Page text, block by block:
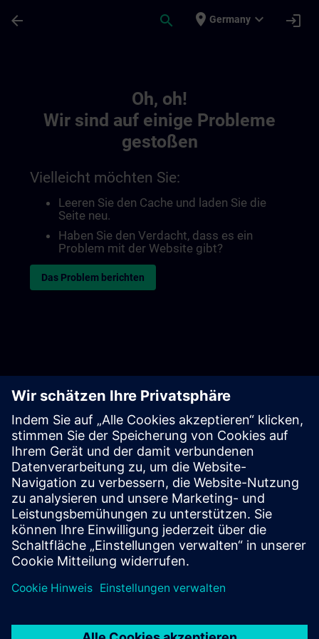
arrow_back search place Germany expand_more login
Oh, oh!
Wir sind auf einige Probleme
gestoßen
Vielleicht möchten Sie:
Leeren Sie den Cache und laden Sie die
Seite neu.
Haben Sie den Verdacht, dass es ein
Problem mit der Website gibt?
Das Problem berichten